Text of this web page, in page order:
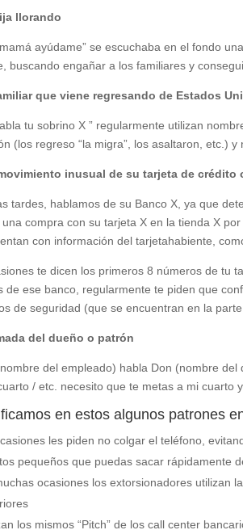
llorando
ayúdame” se escuchaba en el fondo
buscando engañar a los familiares y
que viene regresando de Estados
tu sobrino X ” regularmente utilizan
(los regreso “la migra”, los asaltaron, etc.)
inusual de su tarjeta de crédito
tardes, hablamos de su Banco X, ya que
una compra con su tarjeta X en la tienda X
con información del tarjetahabiente,
te dicen los primeros 8 números de tu
de ese banco, regularmente te piden que
de seguridad (que se encuentran en la
del dueño o patrón
del empleado) habla Don (nombre
/ etc. necesito que te metas a mi cuarto
en estos algunos patrones
les piden no colgar el teléfono,
pequeños que puedas sacar rápidamente
ocasiones los extorsionadores utilizan
los mismos “Pitch” de los call center